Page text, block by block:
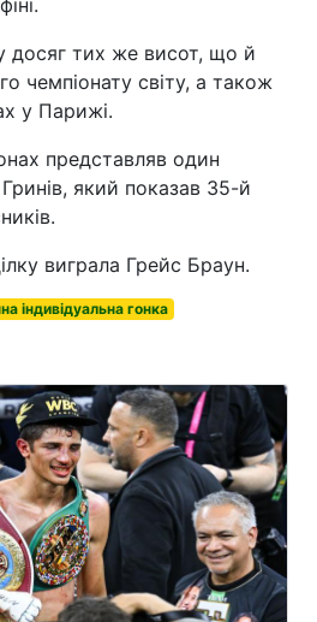
досяг тих же висот, що й
чемпіонату світу, а також
у Парижі.
представляв один
який показав 35-й
виграла Грейс Браун.
індивідуальна гонка